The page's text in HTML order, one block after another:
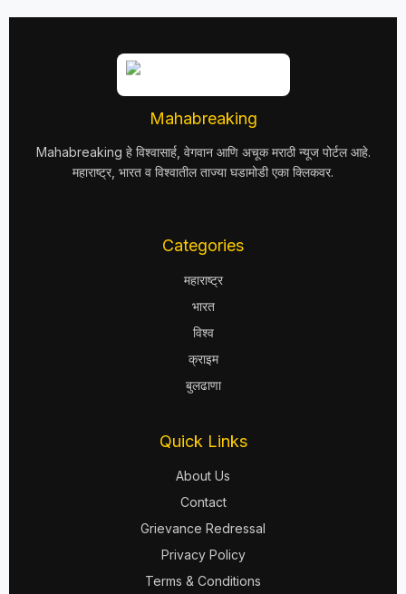
Mahabreaking
Mahabreaking हे विश्वासार्ह, वेगवान आणि अचूक मराठी न्यूज पोर्टल आहे.
महाराष्ट्र, भारत व विश्वातील ताज्या घडामोडी एका क्लिकवर.
Categories
महाराष्ट्र
भारत
विश्व
क्राइम
बुलढाणा
Quick Links
About Us
Contact
Grievance Redressal
Privacy Policy
Terms & Conditions